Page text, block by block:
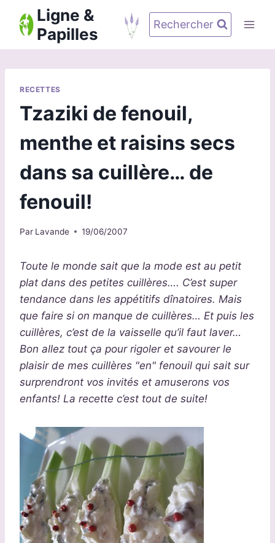
contenu
Ligne &
Papilles
Rechercher
RECETTES
Tzaziki de fenouil,
menthe et raisins secs
dans sa cuillère… de
fenouil!
Par Lavande 19/06/2007
Toute le monde sait que la mode est au petit
plat dans des petites cuillères…. C’est super
tendance dans les appétitifs dînatoires. Mais
que faire si on manque de cuillères… Et puis les
cuillères, c’est de la vaisselle qu’il faut laver…
Bon allez tout ça pour rigoler et savourer le
plaisir de mes cuillères "en" fenouil qui sait sur
surprendront vos invités et amuserons vos
enfants! La recette c’est tout de suite!